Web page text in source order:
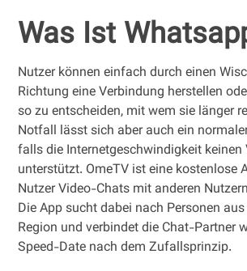
Was Ist
Nutzer können einfach durch einen
Richtung eine Verbindung herstellen
so zu entscheiden, mit wem sie länger
Notfall lässt sich aber auch ein
falls die Internetgeschwindigkeit keinen
unterstützt. OmeTV ist eine kostenlose
Nutzer Video-Chats mit anderen
Die App sucht dabei nach Personen
Region und verbindet die Chat-Partner
Speed-Date nach dem Zufallsprinzip.